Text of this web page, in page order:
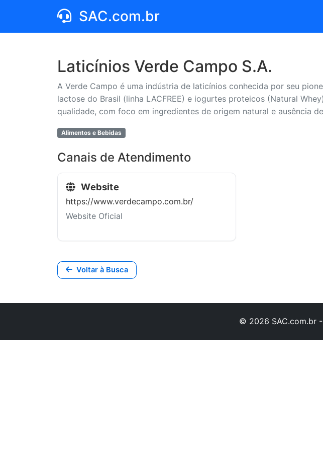
SAC.com.br
Laticínios Verde Campo S.A.
A Verde Campo é uma indústria de laticínios conhecida por seu
lactose do Brasil (linha LACFREE) e iogurtes proteicos (Natural
qualidade, com foco em ingredientes de origem natural e ausência
Alimentos e Bebidas
Canais de Atendimento
Website
https://www.verdecampo.com.br/
Website Oficial
Voltar à Busca
© 2026 SAC.com.br